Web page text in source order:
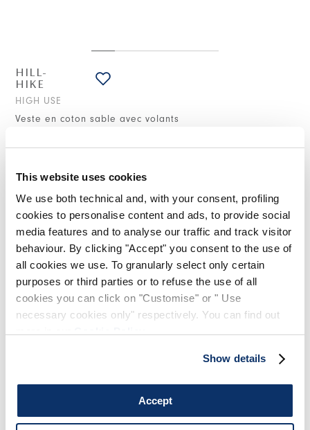
This website uses cookies
We use both technical and, with your consent, profiling
cookies to personalise content and ads, to provide social
media features and to analyse our traffic and track visitor
behaviour. By clicking "Accept" you consent to the use of
all cookies we use. To granularly select only certain
purposes or third parties or to refuse the use of all
cookies you can click on "Customise" or " Use
necessary cookies only" respectively. You can find out
Show details
Accept
HILL-
HIKE
HIGH USE
Veste en coton sable avec volants
(Droits de douane compris)
La veste double boutonnage Hill-Hike se distingue par des
ruches à découpe vive le long du profil des revers. L'ourlet
est asymétrique, dans un style HIGH parfait, avec un insert
latéral de tissu qui crée du volume, tandis que la ceinture en
tissu règle la taille.
Double boutonnage. Fermeture frontale. Coutures visibles.
Motif à ruches. Longueur au-dessus des hanches. Ourlet
• Doublé.
• TRAITEMENT : après l'utilisation de résines et de colorants
conférer un aspect volontairement usé. Ce traitement donne à